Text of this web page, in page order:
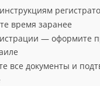
время заранее
— оформите
все документы и